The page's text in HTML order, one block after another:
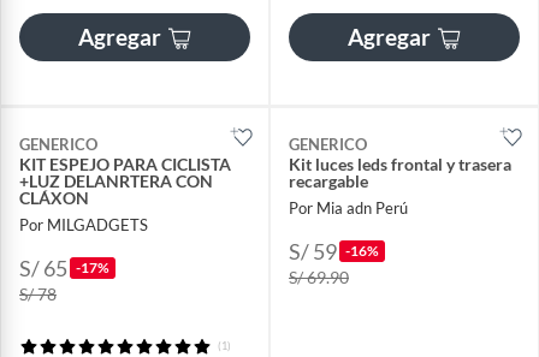
Agregar Agregar
GENERICO
KIT ESPEJO PARA CICLISTA
+LUZ DELANRTERA CON
CLÁXON
Por MILGADGETS
S/ 65 -17%
S/ 78
(1)
GENERICO
Kit luces leds frontal y trasera
recargable
Por Mia adn Perú
S/ 59 -16%
S/ 69.90